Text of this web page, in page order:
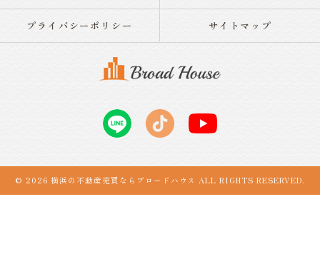
プライバシーポリシー サイトマップ
© 2026 横浜の不動産売買ならブロードハウス ALL RIGHTS RESERVED.